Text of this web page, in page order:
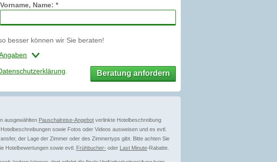
Vorname, Name: *
besser können wir Sie beraten!
Beratung anfordern
ausgewählten Pauschalreise-Angebot verlinkte Hotelbeschreibung
Hotelbeschreibungen sowie Fotos oder Videos ausweisen und es evtl.
der Lage der Zimmer oder des Zimmertyps gibt. Bitte achten Sie
Hotelbewertungen sowie evtl. Frühbucher- oder Last Minute-Rabatte.